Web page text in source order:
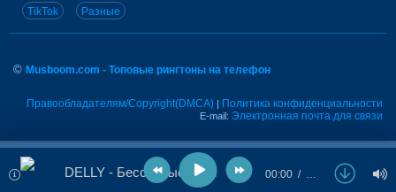
TikTok Разные
© Musboom.com - Топовые рингтоны на телефон
Правообладателям/Copyright(DMCA) | Политика конфиденциальности
E-mail: Электронная почта для связи
DELLY - Бессонные ночи 00:00 …